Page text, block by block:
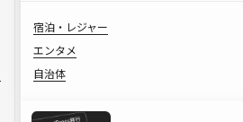
宿泊・レジャー
エンタメ
自治体